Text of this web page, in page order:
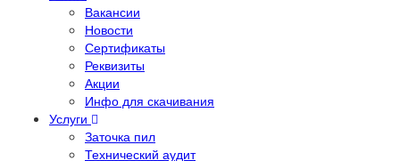
Вакансии
Новости
Сертификаты
Реквизиты
Акции
Инфо для скачивания
Услуги
Заточка пил
Технический аудит